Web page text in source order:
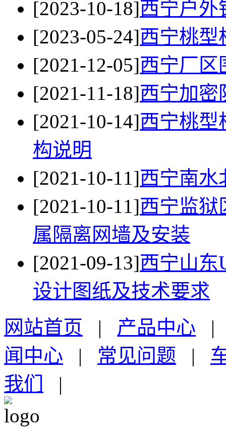
[2023-10-18]西宁户外
[2023-05-24]西宁桃型
[2021-12-05]西宁厂区
[2021-11-18]西宁加密
[2021-10-14]西宁桃型
构说明
[2021-10-11]西宁南水
[2021-10-11]西宁监狱
属隔离网墙​及安装
[2021-09-13]西宁山东
设计图纸及技术要求
网站首页 | 产品中心
闻中心 | 常见问题 |
我们
|